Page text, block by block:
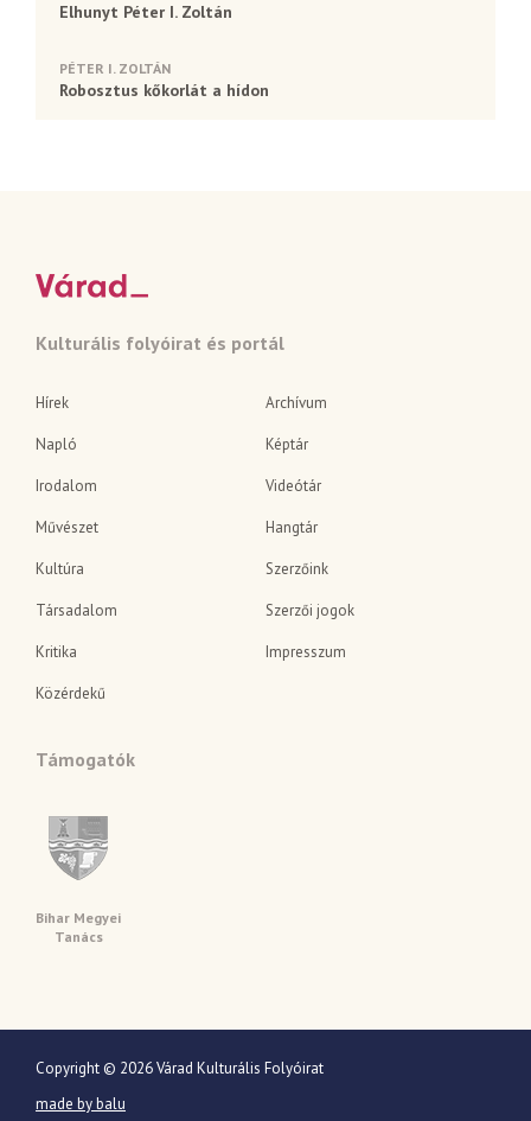
Elhunyt Péter I. Zoltán
PÉTER I. ZOLTÁN
Robosztus kőkorlát a hídon
Kulturális folyóirat és portál
Hírek
Napló
Irodalom
Művészet
Kultúra
Társadalom
Kritika
Közérdekű
Archívum
Képtár
Videótár
Hangtár
Szerzőink
Szerzői jogok
Impresszum
Támogatók
Bihar Megyei
Tanács
Copyright © 2026 Várad Kulturális Folyóirat
made by balu